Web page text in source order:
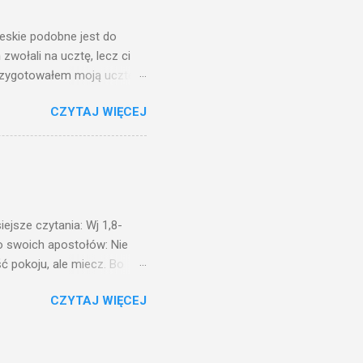
podobne jest do
na ucztę, lecz ci
moją ucztę:
Na to król uniósł się
sługom: Uczta
na ucztę wszystkich,
I sala zapełniła się
CZYTAJ WIĘCEJ
czytania: Wj 1,8-
swoich apostołów: Nie
pokoju, ale miecz. Bo
Mnie godzien. I kto kocha
CZYTAJ WIĘCEJ